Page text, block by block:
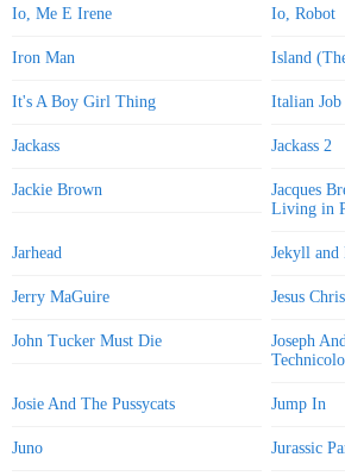
Io, Me E Irene Io, Robot
Iron Man Island
It's A Boy Girl Thing Italian
Jackass Jackass 2
Jackie Brown
Jacques
Living in
Jarhead Jekyll and
Jerry MaGuire Jesus
John Tucker Must Die
Joseph
Josie And The Pussycats Jump In
Juno Jurassic